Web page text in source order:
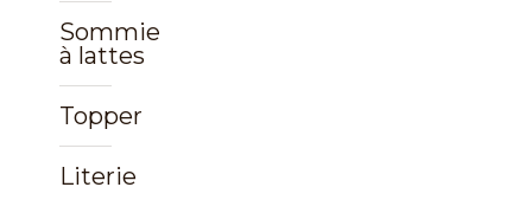
Sommiers
à lattes
Topper
Literie